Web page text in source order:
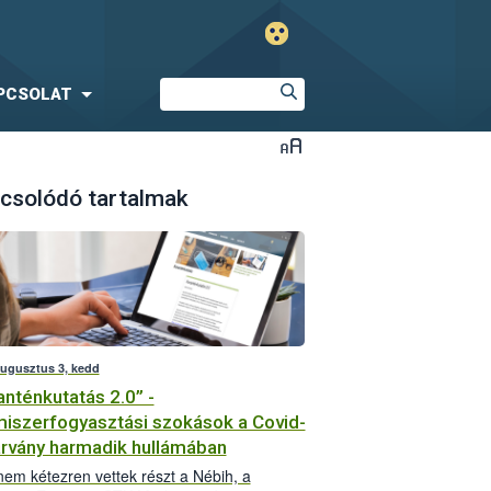
tartalmak
3, kedd
2.0” -
szokások a Covid-
harmadik hullámában
kétezren vettek részt a Nébih, a